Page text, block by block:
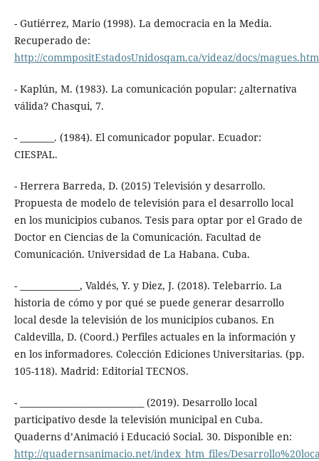
- Gutiérrez, Mario (1998). La democracia en la Media.
Recuperado de:
http://commpositEstadosUnidosqam.ca/videaz/docs/
- Kaplún, M. (1983). La comunicación popular: ¿alternativa
válida? Chasqui, 7.
- ________. (1984). El comunicador popular. Ecuador:
CIESPAL.
- Herrera Barreda, D. (2015) Televisión y desarrollo.
Propuesta de modelo de televisión para el desarrollo local
en los municipios cubanos. Tesis para optar por el Grado de
Doctor en Ciencias de la Comunicación. Facultad de
Comunicación. Universidad de La Habana. Cuba.
- ______________, Valdés, Y. y Diez, J. (2018). Telebarrio. La
historia de cómo y por qué se puede generar desarrollo
local desde la televisión de los municipios cubanos. En
Caldevilla, D. (Coord.) Perfiles actuales en la información y
en los informadores. Colección Ediciones Universitarias. (pp.
105-118). Madrid: Editorial TECNOS.
- _____________________________ (2019). Desarrollo local
participativo desde la televisión municipal en Cuba.
Quaderns d’Animació i Educació Social. 30. Disponible en:
http://quadernsanimacio.net/index_htm_files/